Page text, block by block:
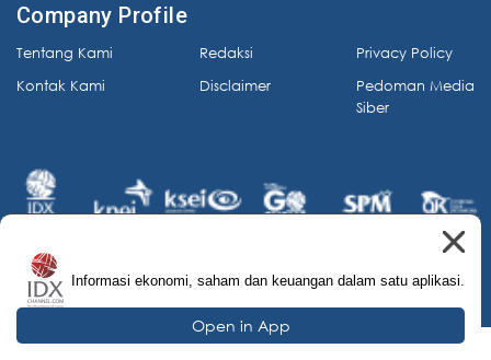
Company Profile
Tentang Kami
Kontak Kami
Redaksi
Disclaimer
Privacy Policy
Pedoman Media
Siber
© 2026 IDX Channel. All Rights Reserved.
Informasi ekonomi, saham dan keuangan dalam satu aplikasi.
Open in App